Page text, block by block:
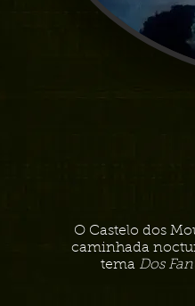
O Castelo dos
caminhada
tema Dos